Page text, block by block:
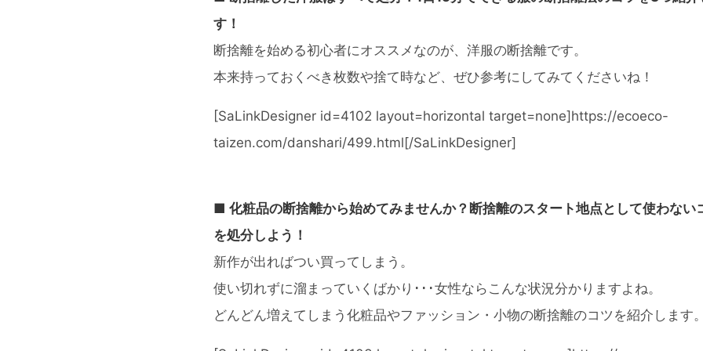
す！
断捨離を始める初心者にオススメなのが、洋服の断捨離です。
本来持っておくべき枚数や捨て時など、ぜひ参考にしてみてくださいね！
[SaLinkDesigner id=4102 layout=horizontal target=none]https://ecoeco-
taizen.com/danshari/499.html[/SaLinkDesigner]
■ 化粧品の断捨離から始めてみませんか？断捨離のスタート地点として使わない
を処分しよう！
新作が出ればつい買ってしまう。
使い切れずに溜まっていくばかり･･･女性ならこんな状況分かりますよね。
どんどん増えてしまう化粧品やファッション・小物の断捨離のコツを紹介します。